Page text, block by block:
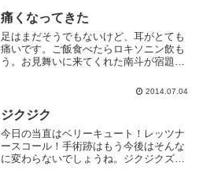
だのロケ地巡りでアップし...
痛くなってきた
足はまだそうでもないけど、耳がとても
痛いです。ご飯食べたらロキソニン飲も
う。お見舞いに来てくれた南斗が宿題や
2014.07.04
ジクジク
今日の当直はベリーキュート！レッツナ
ースコール！手術跡はもう今後はそんな
に変わらないでしょうね。ジクジクズキ